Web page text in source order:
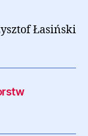
Łasiński